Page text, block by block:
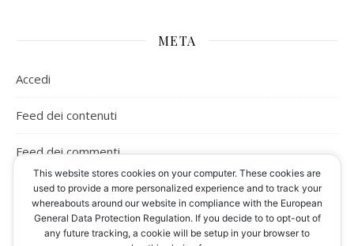
META
Accedi
Feed dei contenuti
Feed dei commenti
WordPress.org
This website stores cookies on your computer. These cookies are
used to provide a more personalized experience and to track your
whereabouts around our website in compliance with the European
General Data Protection Regulation. If you decide to to opt-out of
any future tracking, a cookie will be setup in your browser to